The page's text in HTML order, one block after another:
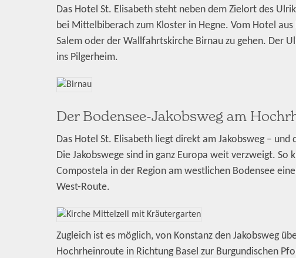
Das Hotel St. Elisabeth steht neben dem Zielort des
bei Mittelbiberach zum Kloster in Hegne. Vom Hotel
Salem oder der Wallfahrtskirche Birnau zu gehen. Der
ins Pilgerheim.
Der Bodensee-Jakobsweg am
Das Hotel St. Elisabeth liegt direkt am Jakobsweg –
Die Jakobswege sind in ganz Europa weit verzweigt. So
Compostela in der Region am westlichen Bodensee
West-Route.
Zugleich ist es möglich, von Konstanz den Jakobsweg
Hochrheinroute in Richtung Basel zur Burgundischen